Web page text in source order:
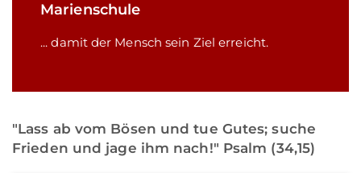
Marienschule
... damit der Mensch sein Ziel erreicht.
"Lass ab vom Bösen und tue Gutes; suche
Frieden und jage ihm nach!" Psalm (34,15)